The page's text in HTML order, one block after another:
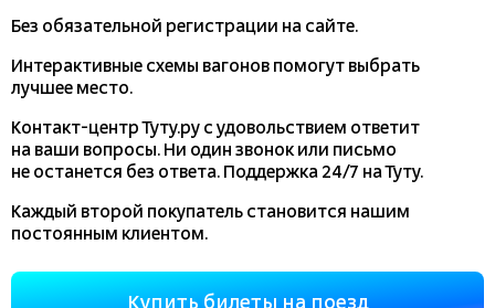
Без обязательной регистрации на сайте.
Интерактивные схемы вагонов помогут выбрать
лучшее место.
Контакт-центр Туту.ру с удовольствием ответит
на ваши вопросы. Ни один звонок или письмо
не останется без ответа. Поддержка 24/7 на Туту.
Каждый второй покупатель становится нашим
постоянным клиентом.
Купить билеты на поезд